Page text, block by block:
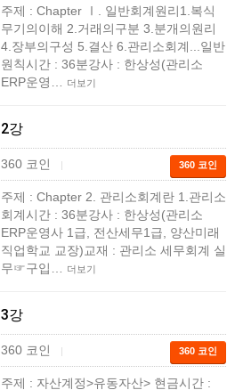
주제 : Chapter Ⅰ. 일반회계원리1.복식
무기의이해 2.거래의구분 3.분개의원리
4.장부의구성 5.결산 6.관리소회계...일반
원칙시간 : 36분강사 : 한상성(관리소
ERP운영…
더보기
2강
360 코인 | 360 코인
주제 : Chapter 2. 관리소회계란 1.관리소
회계시간 : 36분강사 : 한상성(관리소
ERP운영사 1급, 전산세무1급, 양산미래
직업학교 교장)교재 : 관리소 세무회계 실
무☞구입…
더보기
3강
360 코인 | 360 코인
​주제 : 자산계정>유동자산> 현금시간 :